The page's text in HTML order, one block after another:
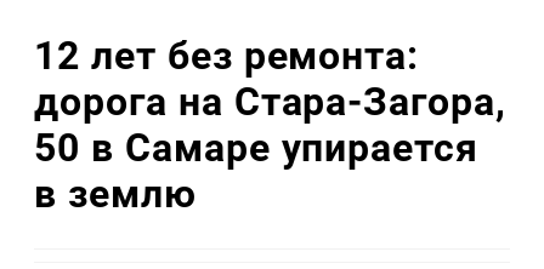
12 лет без ремонта:
дорога на Стара-Загора,
50 в Самаре упирается
в землю